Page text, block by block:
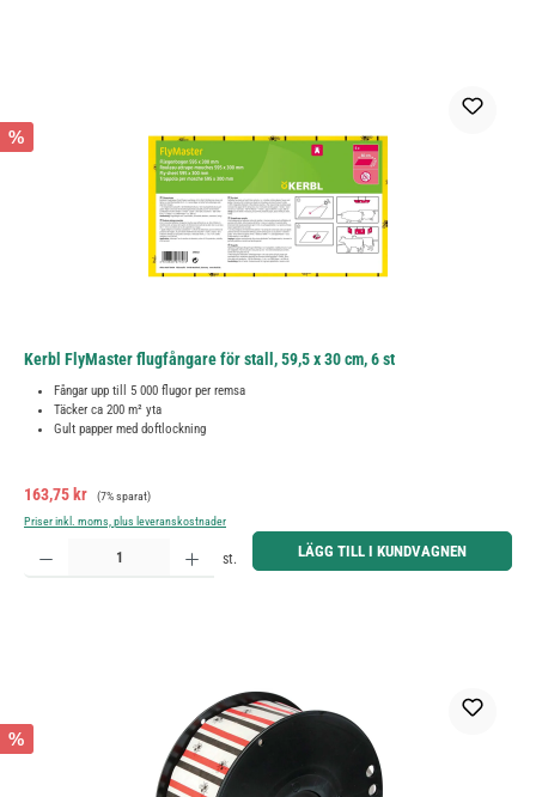
%
Kerbl FlyMaster flugfångare för stall, 59,5 x 30 cm, 6 st
Fångar upp till 5 000 flugor per remsa
Täcker ca 200 m² yta
Gult papper med doftlockning
Försäljningspris:
163,75 kr Ordinarie pris:
(7% sparat)
Priser inkl. moms, plus leveranskostnader
Produktkvantitet: Ange önskat belopp eller använd knapparna för att öka eller minska kvantiteten.
st. LÄGG TILL I KUNDVAGNEN
%